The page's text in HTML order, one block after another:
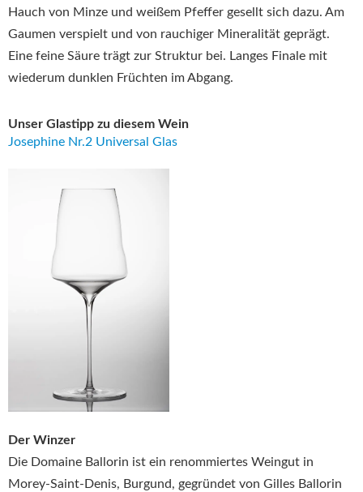
Hauch von Minze und weißem Pfeffer gesellt sich dazu. Am
Gaumen verspielt und von rauchiger Mineralität geprägt.
Eine feine Säure trägt zur Struktur bei. Langes Finale mit
wiederum dunklen Früchten im Abgang.
Unser Glastipp zu diesem Wein
Josephine Nr.2 Universal Glas
Der Winzer
Die Domaine Ballorin ist ein renommiertes Weingut in
Morey-Saint-Denis, Burgund, gegründet von Gilles Ballorin